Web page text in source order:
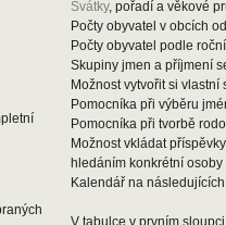
Svátky, pořadí a věkové
Počty obyvatel v obcích
Počty obyvatel podle
Skupiny jmen a příjmení
Možnost vytvořit si
Pomocníka při výběru
Pomocníka při tvorbě
Možnost vkládat
hledáním konkrétní osoby
Kalendář na
V tabulce v prvním